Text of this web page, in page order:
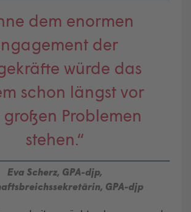
dem enormen
der
würde das
schon längst vor
großen Problemen
stehen.“
Eva Scherz, GPA-djp,
GPA-djp